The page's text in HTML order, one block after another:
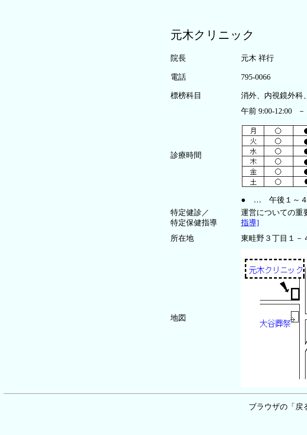
元木クリニック
院長 元木 祥行
電話 795-0066
標榜科目 消外、内視鏡外科
診療時間
午前 9:00-12:00
● … 午後１～４
特定健診／
特定保健指導
運営についての
指導]
所在地
東畦野３丁目１－
地図
ブラウザの「戻